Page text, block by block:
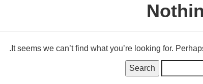
It seems we can’t find what you’re looking for.